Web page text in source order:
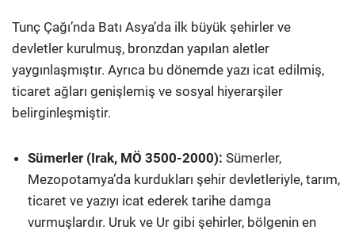
Tunç Çağı’nda Batı Asya’da ilk büyük şehirler ve
devletler kurulmuş, bronzdan yapılan aletler
yaygınlaşmıştır. Ayrıca bu dönemde yazı icat edilmiş,
ticaret ağları genişlemiş ve sosyal hiyerarşiler
belirginleşmiştir.
Sümerler (Irak, MÖ 3500-2000): Sümerler,
Mezopotamya’da kurdukları şehir devletleriyle, tarım,
ticaret ve yazıyı icat ederek tarihe damga
vurmuşlardır. Uruk ve Ur gibi şehirler, bölgenin en